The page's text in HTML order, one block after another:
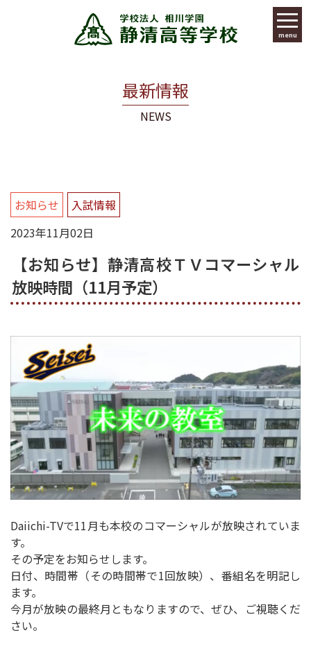
menu
最新情報
NEWS
お知らせ
入試情報
2023年11月02日
【お知らせ】静清高校ＴＶコマーシャル
放映時間（11月予定）
Daiichi-TVで11月も本校のコマーシャルが放映されていま
す。
その予定をお知らせします。
日付、時間帯（その時間帯で1回放映）、番組名を明記し
ます。
今月が放映の最終月ともなりますので、ぜひ、ご視聴くだ
さい。